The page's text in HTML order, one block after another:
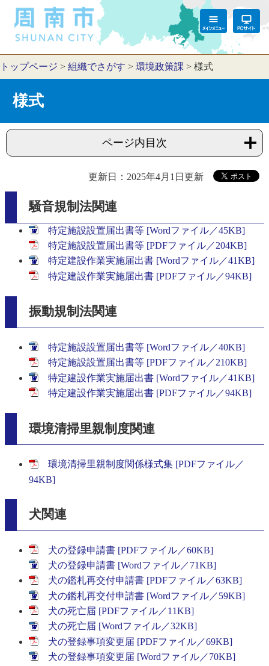
トップページ > 組織でさがす > 環境政策課 > 様式
様式
ページ内目次
更新日：2025年4月1日更新
騒音規制法関連
特定施設設置届出書等 [Wordファイル／45KB]
特定施設設置届出書等 [PDFファイル／204KB]
特定建設作業実施届出書 [Wordファイル／41KB]
特定建設作業実施届出書 [PDFファイル／94KB]
振動規制法関連
特定施設設置届出書等 [Wordファイル／40KB]
特定施設設置届出書等 [PDFファイル／210KB]
特定建設作業実施届出書 [Wordファイル／41KB]
特定建設作業実施届出書 [PDFファイル／94KB]
環境清掃里親制度関連
環境清掃里親制度関係様式集 [PDFファイル／
94KB]
犬関連
犬の登録申請書 [PDFファイル／60KB]
犬の登録申請書 [Wordファイル／71KB]
犬の鑑札再交付申請書 [PDFファイル／63KB]
犬の鑑札再交付申請書 [Wordファイル／59KB]
犬の死亡届 [PDFファイル／11KB]
犬の死亡届 [Wordファイル／32KB]
犬の登録事項変更届 [PDFファイル／69KB]
犬の登録事項変更届 [Wordファイル／70KB]